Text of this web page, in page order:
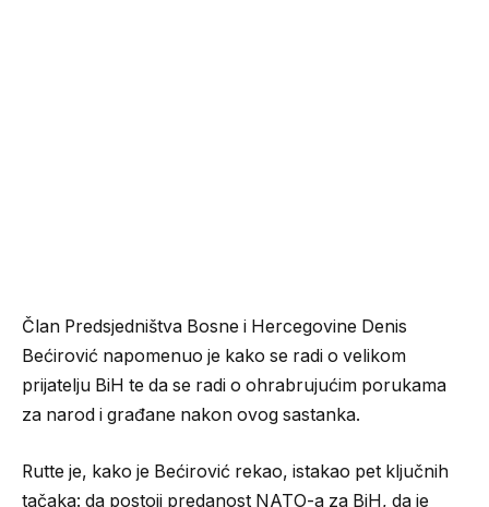
Član Predsjedništva Bosne i Hercegovine Denis
Bećirović napomenuo je kako se radi o velikom
prijatelju BiH te da se radi o ohrabrujućim porukama
za narod i građane nakon ovog sastanka.
Rutte je, kako je Bećirović rekao, istakao pet ključnih
tačaka: da postoji predanost NATO-a za BiH, da je